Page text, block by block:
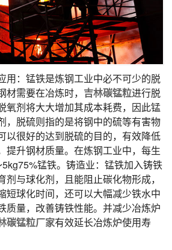
用：锰铁是炼钢工业中必不可少的脱
需要在冶炼时， 吉林碳锰粒进行脱
氧剂将大大增加其成本耗费，因此锰
，脱硫则指的是将钢中的硫等有害物
以很好的达到脱硫的目的，有效降低
提升钢材质量。在炼钢工业中，每生
锰铁。铸造业：锰铁加入铸铁
剂与球化剂，且能阻止碳化物形成，
短球化时间，还可以大幅减少铁水中
质量，改善铸铁性能。并减少冶炼炉
碳锰粒厂家有效延长冶炼炉使用寿